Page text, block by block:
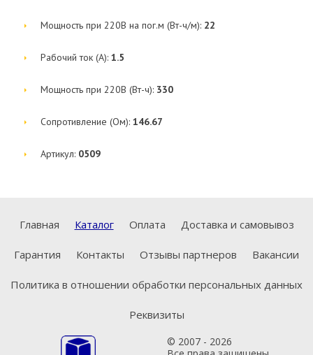
Мощность при 220В на пог.м (Вт-ч/м): 22
Рабочий ток (А): 1.5
Мощность при 220В (Вт-ч): 330
Сопротивление (Ом): 146.67
Артикул: 0509
Главная Каталог Оплата Доставка и самовывоз
Гарантия Контакты Отзывы партнеров Вакансии
Политика в отношении обработки персональных данных
Реквизиты
© 2007 - 2026